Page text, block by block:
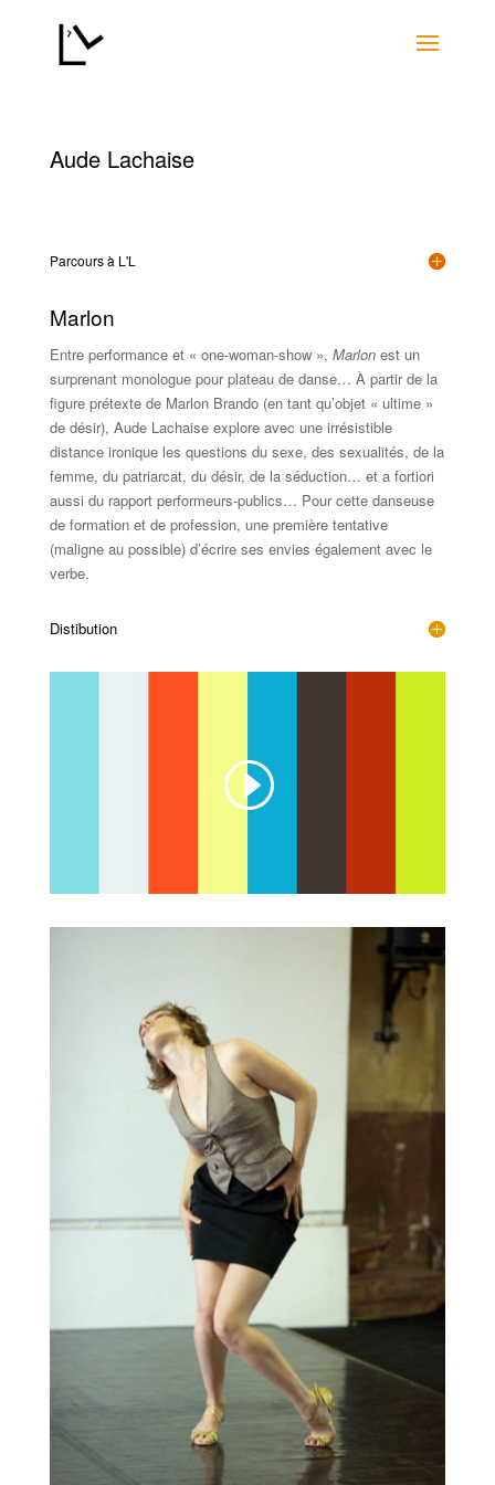
Aude Lachaise
Parcours à L'L
Marlon
Entre performance et « one-woman-show », Marlon est un
surprenant monologue pour plateau de danse… À partir de la
figure prétexte de Marlon Brando (en tant qu’objet « ultime »
de désir), Aude Lachaise explore avec une irrésistible
distance ironique les questions du sexe, des sexualités, de la
femme, du patriarcat, du désir, de la séduction… et a fortiori
aussi du rapport performeurs-publics… Pour cette danseuse
de formation et de profession, une première tentative
(maligne au possible) d’écrire ses envies également avec le
verbe.
Distibution